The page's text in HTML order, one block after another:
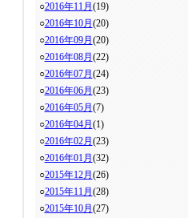
○2016年11月 (19)
○2016年10月 (20)
○2016年09月 (20)
○2016年08月 (22)
○2016年07月 (24)
○2016年06月 (23)
○2016年05月 (7)
○2016年04月 (1)
○2016年02月 (23)
○2016年01月 (32)
○2015年12月 (26)
○2015年11月 (28)
○2015年10月 (27)